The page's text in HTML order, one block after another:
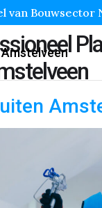
van Bouwsector